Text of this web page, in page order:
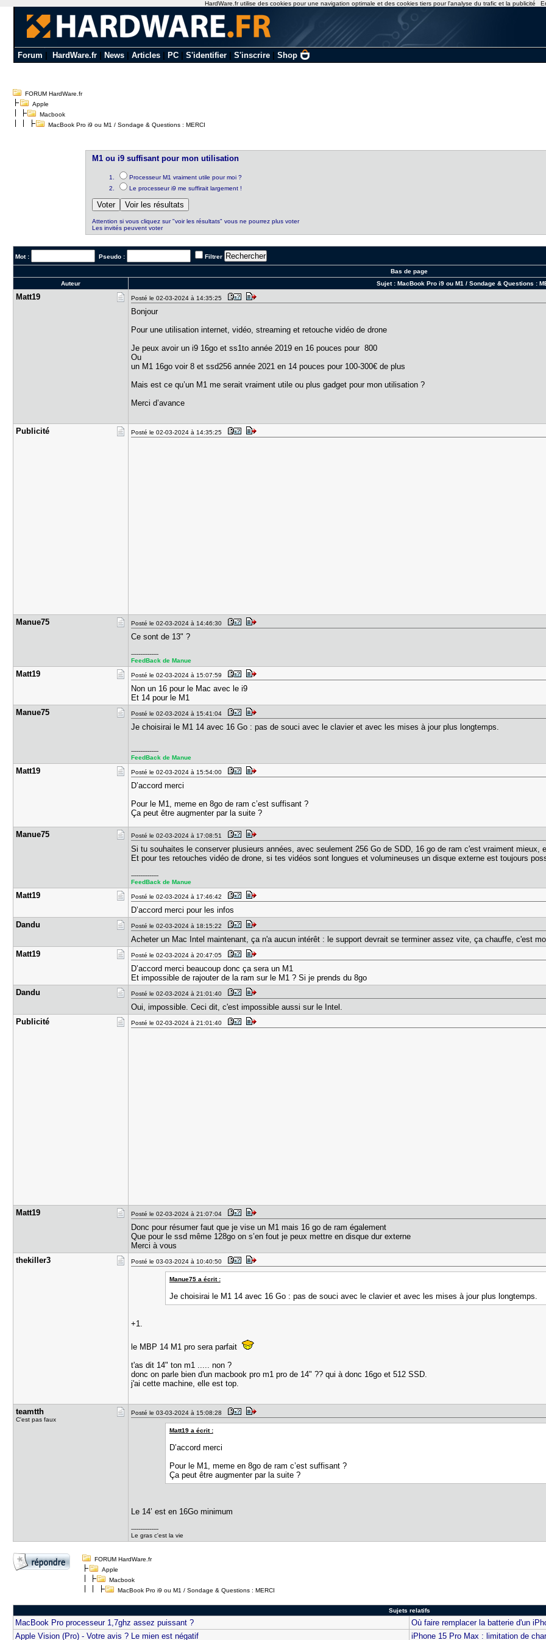
Forum HardWare.fr| News| Articles| PC| S'identifier| S'inscrire| Shop
FORUM HardWare.fr
Apple
Macbook
MacBook Pro i9 ou M1 / Sondage & Questions : MERCI
M1 ou i9 suffisant pour mon utilisation
Processeur M1 vraiment utile pour moi ?
Le processeur i9 me suffirait largement !
Attention si vous cliquez sur "voir les résultats" vous ne pourrez plus voter
Les invités peuvent voter
Mot : Pseudo : Filtrer
Bas de page
Auteur
Sujet :MacBook Pro i9 ou M1 / Sondage & Questions :
Matt19 Posté le 02-03-2024 à 14:35:25
Bonjour
Pour une utilisation internet, vidéo, streaming et retouche vidéo de drone
Je peux avoir un i9 16go et ss1to année 2019 en 16 pouces pour 800
Ou
un M1 16go voir 8 et ssd256 année 2021 en 14 pouces pour 100-300€ de plus
Mais est ce qu’un M1 me serait vraiment utile ou plus gadget pour mon utilisation ?
Merci d’avance
Publicité Posté le 02-03-2024 à 14:35:25
Manue75 Posté le 02-03-2024 à 14:46:30
Ce sont de 13" ?
---------------
FeedBack de Manue
Matt19 Posté le 02-03-2024 à 15:07:59
Non un 16 pour le Mac avec le i9
Et 14 pour le M1
Manue75
Posté le 02-03-2024 à 15:41:04
Je choisirai le M1 14 avec 16 Go : pas de souci avec le clavier et avec les mises à jour plus longtemps.
---------------
FeedBack de Manue
Matt19 Posté le 02-03-2024 à 15:54:00
D’accord merci
Pour le M1, meme en 8go de ram c’est suffisant ?
Ça peut être augmenter par la suite ?
Manue75 Posté le 02-03-2024 à 17:08:51
Si tu souhaites le conserver plusieurs années, avec seulement 256 Go de SDD, 16 go de ram c'est vraiment mieux,
Et pour tes retouches vidéo de drone, si tes vidéos sont longues et volumineuses un disque externe est toujours
---------------
FeedBack de Manue
Matt19 Posté le 02-03-2024 à 17:46:42
D’accord merci pour les infos
Dandu
Posté le 02-03-2024 à 18:15:22
Acheter un Mac Intel maintenant, ça n'a aucun intérêt : le support devrait se terminer assez vite, ça chauffe, c'est
Matt19
Posté le 02-03-2024 à 20:47:05
D’accord merci beaucoup donc ça sera un M1
Et impossible de rajouter de la ram sur le M1 ? Si je prends du 8go
Dandu
Posté le 02-03-2024 à 21:01:40
Oui, impossible. Ceci dit, c'est impossible aussi sur le Intel.
Publicité
Posté le 02-03-2024 à 21:01:40
Matt19 Posté le 02-03-2024 à 21:07:04
Donc pour résumer faut que je vise un M1 mais 16 go de ram également
Que pour le ssd même 128go on s’en fout je peux mettre en disque dur externe
Merci à vous
thekiller3
Posté le 03-03-2024 à 10:40:50
Manue75 a écrit :
Je choisirai le M1 14 avec 16 Go : pas de souci avec le clavier et avec les mises à jour plus longtemps.
+1.
le MBP 14 M1 pro sera parfait
t'as dit 14" ton m1 ..... non ?
donc on parle bien d'un macbook pro m1 pro de 14" ?? qui à donc 16go et 512 SSD.
j'ai cette machine, elle est top.
teamtth
C'est pas faux
Posté le 03-03-2024 à 15:08:28
Matt19 a écrit :
D’accord merci
Pour le M1, meme en 8go de ram c’est suffisant ?
Ça peut être augmenter par la suite ?
Le 14’ est en 16Go minimum
---------------
Le gras c'est la vie
FORUM HardWare.fr
Apple
Macbook
MacBook Pro i9 ou M1 / Sondage & Questions : MERCI
Sujets relatifs
MacBook Pro processeur 1,7ghz assez puissant ?
Où faire remplacer la batterie d'un
Apple Vision (Pro) - Votre avis ? Le mien est négatif
iPhone 15 Pro Max : limitation de
HardWare.fr utilise des cookies pour une navigation optimale et des cookies tiers pour l'analyse du trafic et la publicité